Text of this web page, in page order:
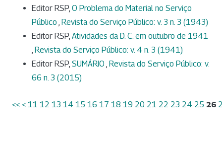
Editor RSP, O Problema do Material no Serviço
Público , Revista do Serviço Público: v. 3 n. 3 (1943)
Editor RSP, Atividades da D. C. em outubro de 1941
, Revista do Serviço Público: v. 4 n. 3 (1941)
Editor RSP, SUMÁRIO , Revista do Serviço Público: v.
66 n. 3 (2015)
<< < 11 12 13 14 15 16 17 18 19 20 21 22 23 24 25 26